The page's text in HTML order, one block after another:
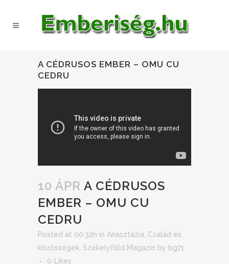
A CÉDRUSOS EMBER – OMU CU
CEDRU
10 ÁPR A CÉDRUSOS
EMBER – OMU CU
CEDRU
Posted at 00:32h in Anasztázia Család és
közösségek Székelyföld Magazin by bg71
0
Likes